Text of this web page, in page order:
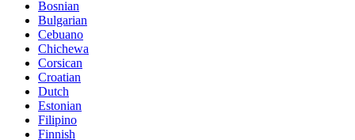
Bosnian
Bulgarian
Cebuano
Chichewa
Corsican
Croatian
Dutch
Estonian
Filipino
Finnish